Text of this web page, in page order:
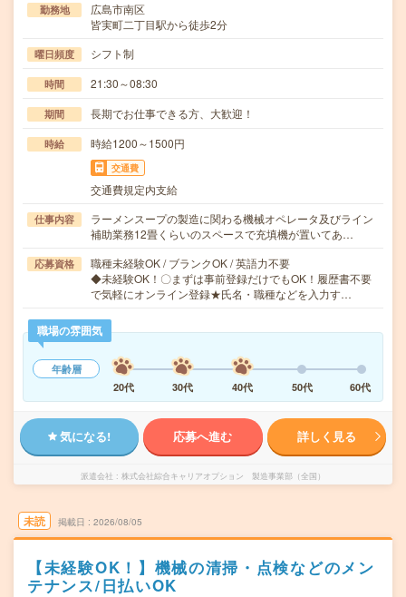
勤務地
広島市南区
皆実町二丁目駅から徒歩2分
曜日頻度 シフト制
時間 21:30～08:30
期間 長期でお仕事できる方、大歓迎！
時給 時給1200～1500円
交通費
交通費規定内支給
仕事内容
ラーメンスープの製造に関わる機械オペレータ及びライン
補助業務12畳くらいのスペースで充填機が置いてあ…
応募資格
職種未経験OK / ブランクOK / 英語力不要
◆未経験OK！〇まずは事前登録だけでもOK！履歴書不要
で気軽にオンライン登録★氏名・職種などを入力す…
職場の雰囲気
年齢層
20代
30代 40代 50代 60代
気になる! 応募へ進む 詳しく見る
派遣会社 株式会社綜合キャリアオプション 製造事業部（全国）
未読 掲載日 2026/08/05
【未経験OK！】機械の清掃・点検などのメン
テナンス/日払いOK